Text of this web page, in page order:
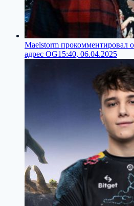
Maelstorm прокомментировал
адрес OG15:40, 06.04.2025